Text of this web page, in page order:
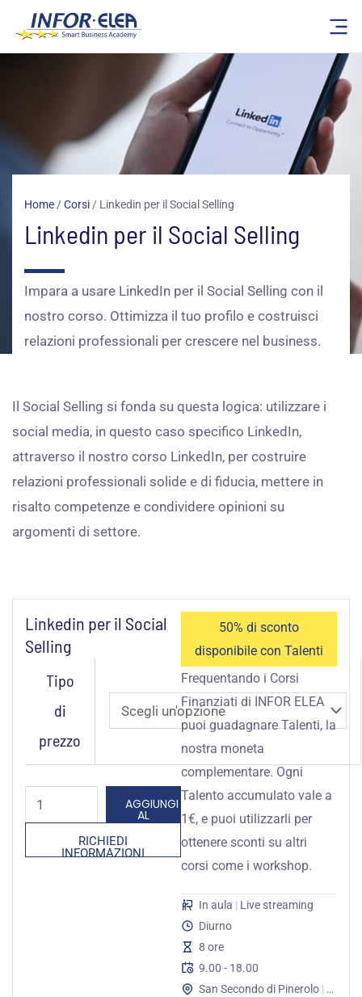
Home/Corsi/ Linkedin per il Social Selling
Linkedin per il Social Selling
Impara a usare LinkedIn per il Social Selling con il
nostro corso. Ottimizza il tuo profilo e costruisci
relazioni professionali per crescere nel business.
Il Social Selling si fonda su questa logica: utilizzare i
social media, in questo caso specifico LinkedIn,
attraverso il nostro corso LinkedIn, per costruire
relazioni professionali solide e di fiducia, mettere in
risalto competenze e condividere opinioni su
argomenti di settore.
Linkedin per il Social
Selling
Tipo
di
prezzo
Social
Selling
AGGIUNGI
AL
CARRELLO
RICHIEDI
INFORMAZIONI
50% di sconto
disponibile con Talenti
Frequentando i Corsi
Finanziati di INFOR ELEA
puoi guadagnare Talenti, la
nostra moneta
complementare. Ogni
Talento accumulato vale a
1€, e puoi utilizzarli per
ottenere sconti su altri
corsi come i workshop.
In aula | Live streaming
Diurno
8 ore
9.00 - 18.00
San Secondo di Pinerolo | Online